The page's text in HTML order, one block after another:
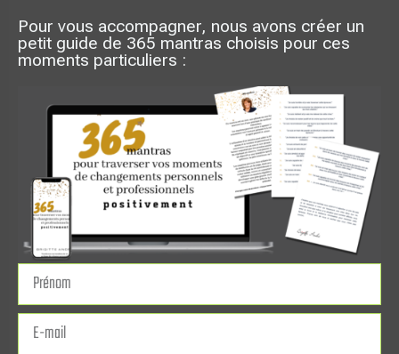
Pour vous accompagner, nous avons créer un
petit guide de 365 mantras choisis pour ces
moments particuliers :